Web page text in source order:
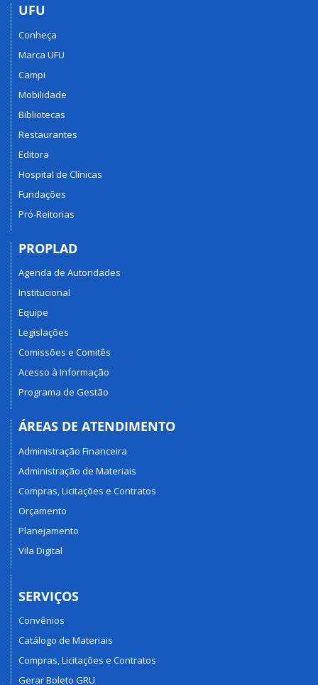
UFU
Conheça
Marca UFU
Campi
Mobilidade
Bibliotecas
Restaurantes
Editora
Hospital de Clínicas
Fundações
Pró-Reitorias
PROPLAD
Agenda de Autoridades
Institucional
Equipe
Legislações
Comissões e Comitês
Acesso à Informação
Programa de Gestão
ÁREAS DE ATENDIMENTO
Administração Financeira
Administração de Materiais
Compras, Licitações e Contratos
Orçamento
Planejamento
Vila Digital
SERVIÇOS
Convênios
Catálogo de Materiais
Compras, Licitações e Contratos
Gerar Boleto GRU